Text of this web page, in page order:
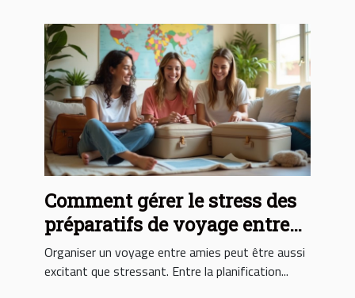
Comment gérer le stress des
préparatifs de voyage entre
amies ?
Organiser un voyage entre amies peut être aussi
excitant que stressant. Entre la planification...